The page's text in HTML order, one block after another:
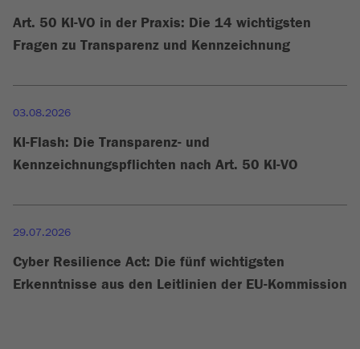
Art. 50 KI-VO in der Praxis: Die 14 wichtigsten
Fragen zu Transparenz und Kennzeichnung
03.08.2026
KI-Flash: Die Transparenz- und
Kennzeichnungspflichten nach Art. 50 KI-VO
29.07.2026
Cyber Resilience Act: Die fünf wichtigsten
Erkenntnisse aus den Leitlinien der EU-Kommission